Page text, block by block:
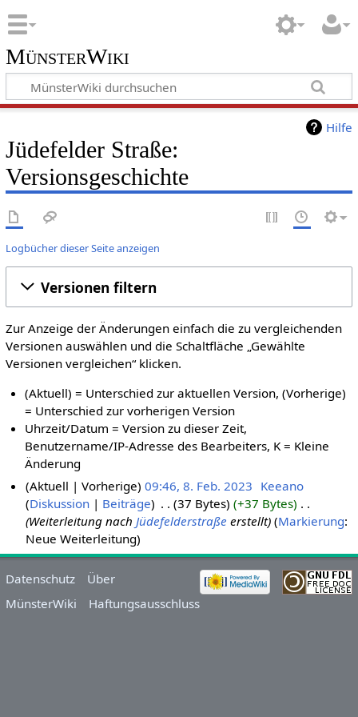
MünsterWiki
Hilfe
Jüdefelder Straße:
Versionsgeschichte
Logbücher dieser Seite anzeigen
Versionen filtern
Zur Anzeige der Änderungen einfach die zu vergleichenden
Versionen auswählen und die Schaltfläche „Gewählte
Versionen vergleichen“ klicken.
(Aktuell) = Unterschied zur aktuellen Version, (Vorherige)
= Unterschied zur vorherigen Version
Uhrzeit/Datum = Version zu dieser Zeit,
Benutzername/IP-Adresse des Bearbeiters, K = Kleine
Änderung
Aktuell
Vorherige 09:46, 8. Feb. 2023 Keeano
Diskussion
Beiträge 37 Bytes +37 Bytes
Weiterleitung nach Jüdefelderstraße erstellt Markierung:
Neue Weiterleitung
Datenschutz
Über
MünsterWiki
Haftungsausschluss